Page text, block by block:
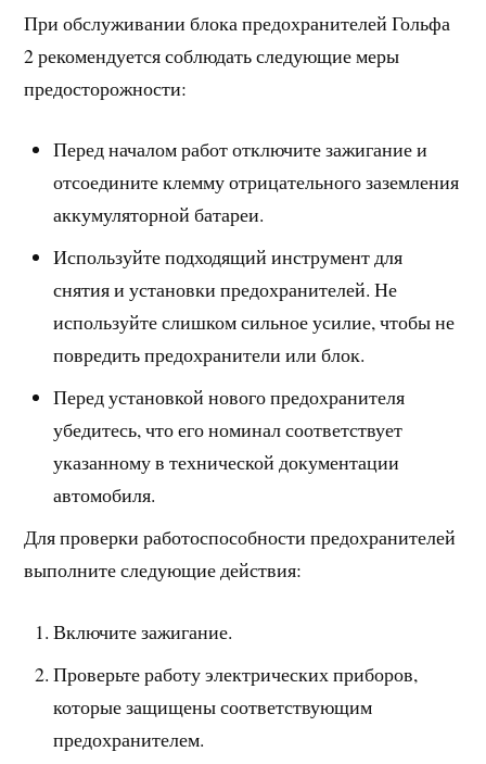
При обслуживании блока предохранителей Гольфа
2 рекомендуется соблюдать следующие меры
предосторожности:
Перед началом работ отключите зажигание и
отсоедините клемму отрицательного заземления
аккумуляторной батареи.
Используйте подходящий инструмент для
снятия и установки предохранителей. Не
используйте слишком сильное усилие, чтобы не
повредить предохранители или блок.
Перед установкой нового предохранителя
убедитесь, что его номинал соответствует
указанному в технической документации
автомобиля.
Для проверки работоспособности предохранителей
выполните следующие действия:
Включите зажигание.
Проверьте работу электрических приборов,
которые защищены соответствующим
предохранителем.